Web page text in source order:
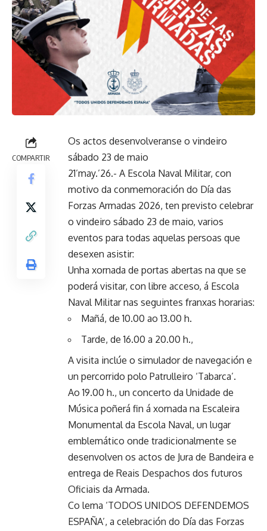
COMPARTIR
Os actos desenvolveranse o vindeiro
sábado 23 de maio
21’may.’26.- A Escola Naval Militar, con
motivo da conmemoración do Día das
Forzas Armadas 2026, ten previsto celebrar
o vindeiro sábado 23 de maio, varios
eventos para todas aquelas persoas que
desexen asistir:
Unha xornada de portas abertas na que se
poderá visitar, con libre acceso, á Escola
Naval Militar nas seguintes franxas horarias:
Mañá, de 10.00 ao 13.00 h.
Tarde, de 16.00 a 20.00 h.,
A visita inclúe o simulador de navegación e
un percorrido polo Patrulleiro ‘Tabarca’.
Ao 19.00 h., un concerto da Unidade de
Música poñerá fin á xornada na Escaleira
Monumental da Escola Naval, un lugar
emblemático onde tradicionalmente se
desenvolven os actos de Jura de Bandeira e
entrega de Reais Despachos dos futuros
Oficiais da Armada.
Co lema ‘TODOS UNIDOS DEFENDEMOS
ESPAÑA’, a celebración do Día das Forzas